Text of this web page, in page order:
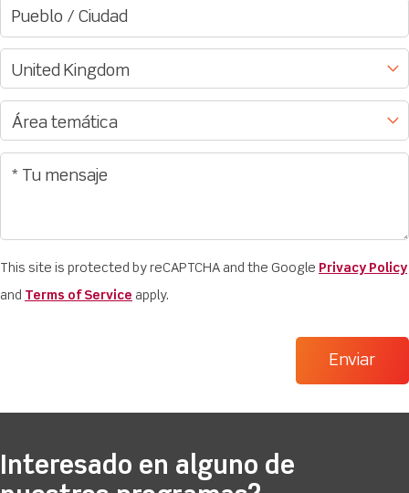
This site is protected by reCAPTCHA and the Google Privacy Policy
and Terms of Service apply.
Interesado en alguno de